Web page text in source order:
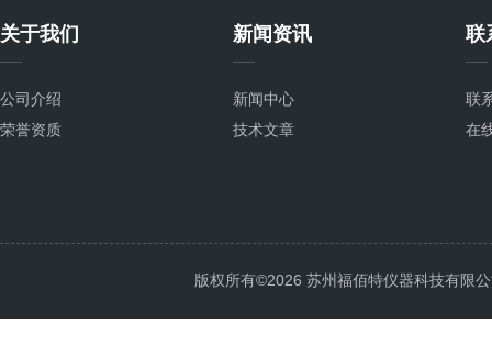
关于我们
公司介绍
荣誉资质
新闻资讯
新闻中心
技术文章
联
联
在
版权所有©2026 苏州福佰特仪器科技有限